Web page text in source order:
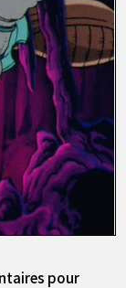
pour